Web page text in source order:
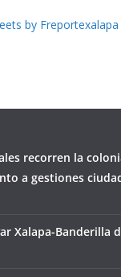
by Freportexalapa
recorren la
a gestiones
Xalapa-Banderilla